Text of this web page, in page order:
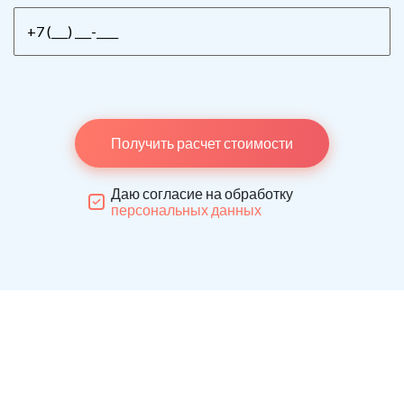
Получить расчет стоимости
Даю согласие на обработку
персональных данных